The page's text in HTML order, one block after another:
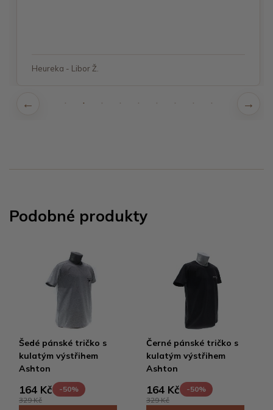
Heureka - Libor Ž.
Podobné produkty
Šedé pánské tričko s
kulatým výstřihem
Ashton
164 Kč
-50%
329 Kč
Černé pánské tričko s
kulatým výstřihem
Ashton
164 Kč
-50%
329 Kč